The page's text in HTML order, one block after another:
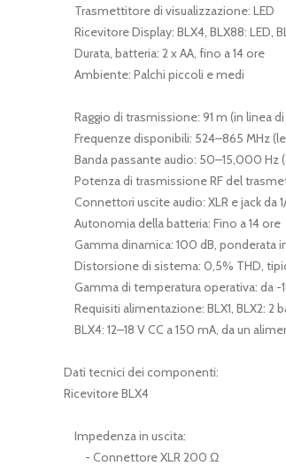
Trasmettitore di visualizzazione: LED
Ricevitore Display: BLX4, BLX88: LED,
Durata, batteria: 2 x AA, fino a 14 ore
Ambiente: Palchi piccoli e medi
Raggio di trasmissione: 91 m (in linea
Frequenze disponibili: 524–865 MHz
Banda passante audio: 50–15,000 Hz
Potenza di trasmissione RF del
Connettori uscite audio: XLR e jack da
Autonomia della batteria: Fino a 14 ore
Gamma dinamica: 100 dB, ponderata
Distorsione di sistema: 0,5% THD,
Gamma di temperatura operativa: da -
Requisiti alimentazione: BLX1, BLX2: 2
BLX4: 12–18 V CC a 150 mA, da un
Dati tecnici dei componenti:
Ricevitore BLX4
Impedenza in uscita:
- Connettore XLR 200 Ω